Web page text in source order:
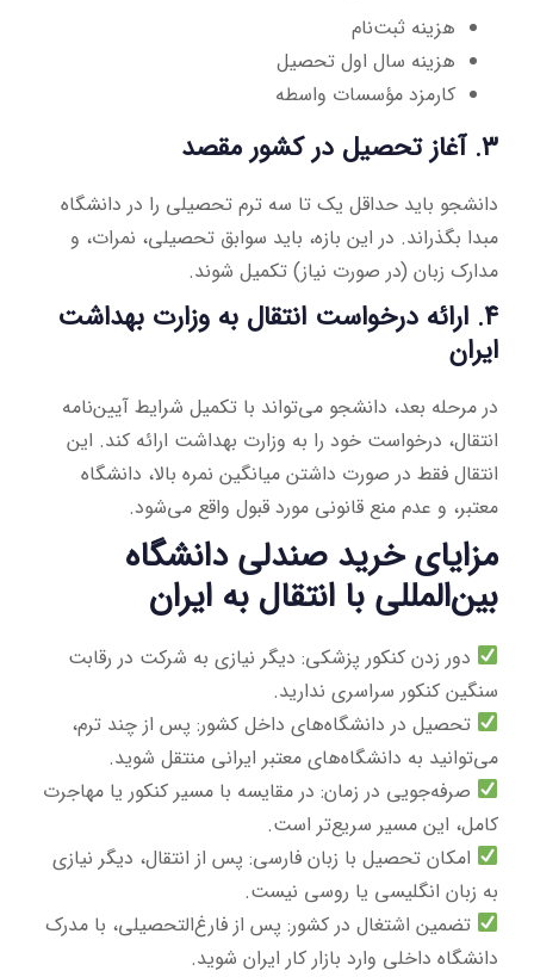
هزینه ثبت‌نام
هزینه سال اول تحصیل
کارمزد مؤسسات واسطه
۳. آغاز تحصیل در کشور مقصد
دانشجو باید حداقل یک تا سه ترم تحصیلی را در دانشگاه
مبدا بگذراند. در این بازه، باید سوابق تحصیلی، نمرات، و
مدارک زبان (در صورت نیاز) تکمیل شوند.
۴. ارائه درخواست انتقال به وزارت بهداشت
ایران
در مرحله بعد، دانشجو می‌تواند با تکمیل شرایط آیین‌نامه
انتقال، درخواست خود را به وزارت بهداشت ارائه کند. این
انتقال فقط در صورت داشتن میانگین نمره بالا، دانشگاه
معتبر، و عدم منع قانونی مورد قبول واقع می‌شود.
مزایای خرید صندلی دانشگاه
بین‌المللی با انتقال به ایران
دور زدن کنکور پزشکی: دیگر نیازی به شرکت در رقابت
سنگین کنکور سراسری ندارید.
تحصیل در دانشگاه‌های داخل کشور: پس از چند ترم،
می‌توانید به دانشگاه‌های معتبر ایرانی منتقل شوید.
صرفه‌جویی در زمان: در مقایسه با مسیر کنکور یا مهاجرت
کامل، این مسیر سریع‌تر است.
امکان تحصیل با زبان فارسی: پس از انتقال، دیگر نیازی
به زبان انگلیسی یا روسی نیست.
تضمین اشتغال در کشور: پس از فارغ‌التحصیلی، با مدرک
دانشگاه داخلی وارد بازار کار ایران شوید.